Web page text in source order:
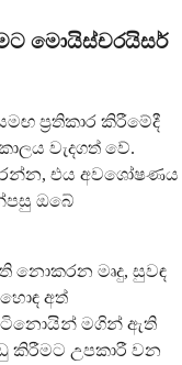
මොයිස්චරයිසර්
ප්‍රතිකාර කිරීමේදී
වැදගත් වේ.
එය අවශෝෂණය
ඔබේ
නොකරන මෘදු, සුවඳ
අත්
මගින් ඇති
කිරීමට උපකාරී වන